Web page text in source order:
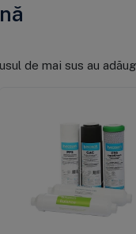
de mai sus au